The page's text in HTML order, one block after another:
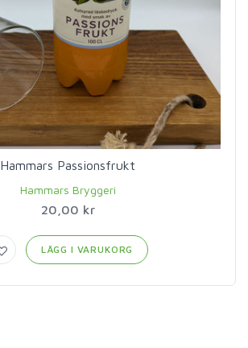
Hammars Passionsfrukt
Hammars Bryggeri
20,00 kr
LÄGG I VARUKORG